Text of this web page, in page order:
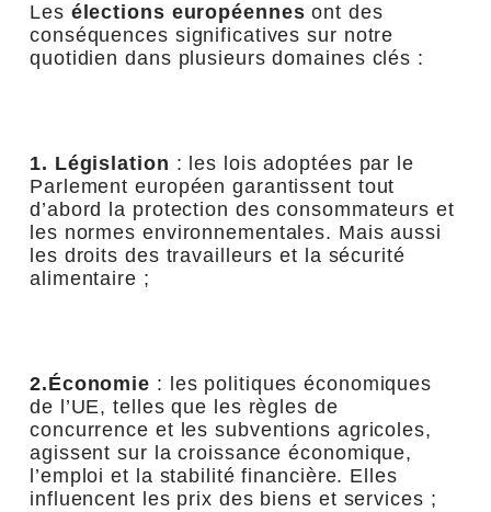
Les élections européennes ont des
conséquences significatives sur notre
quotidien dans plusieurs domaines clés :
1. Législation : les lois adoptées par le
Parlement européen garantissent tout
d’abord la protection des consommateurs et
les normes environnementales. Mais aussi
les droits des travailleurs et la sécurité
alimentaire ;
2.Économie : les politiques économiques
de l’UE, telles que les règles de
concurrence et les subventions agricoles,
agissent sur la croissance économique,
l’emploi et la stabilité financière. Elles
influencent les prix des biens et services ;